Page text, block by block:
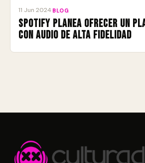
11 Jun 2024 BLOG
Spotify planea ofrecer un
con audio de alta fidelidad